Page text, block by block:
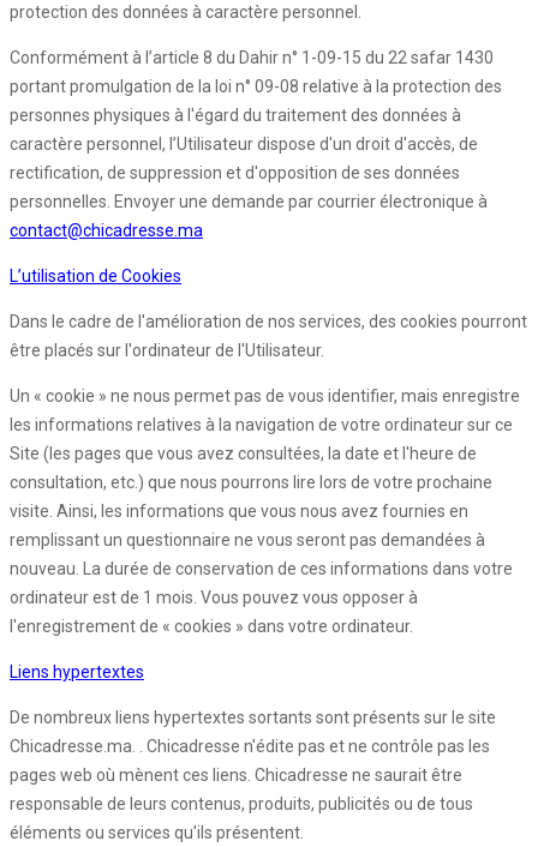
protection des données à caractère personnel.
Conformément à l’article 8 du Dahir n° 1-09-15 du 22 safar 1430
portant promulgation de la loi n° 09-08 relative à la protection des
personnes physiques à l'égard du traitement des données à
caractère personnel, l’Utilisateur dispose d'un droit d'accès, de
rectification, de suppression et d'opposition de ses données
personnelles. Envoyer une demande par courrier électronique à
contact@chicadresse.ma
L’utilisation de Cookies
Dans le cadre de l'amélioration de nos services, des cookies pourront
être placés sur l'ordinateur de l'Utilisateur.
Un « cookie » ne nous permet pas de vous identifier, mais enregistre
les informations relatives à la navigation de votre ordinateur sur ce
Site (les pages que vous avez consultées, la date et l'heure de
consultation, etc.) que nous pourrons lire lors de votre prochaine
visite. Ainsi, les informations que vous nous avez fournies en
remplissant un questionnaire ne vous seront pas demandées à
nouveau. La durée de conservation de ces informations dans votre
ordinateur est de 1 mois. Vous pouvez vous opposer à
l'enregistrement de « cookies » dans votre ordinateur.
Liens hypertextes
De nombreux liens hypertextes sortants sont présents sur le site
Chicadresse.ma. . Chicadresse n'édite pas et ne contrôle pas les
pages web où mènent ces liens. Chicadresse ne saurait être
responsable de leurs contenus, produits, publicités ou de tous
éléments ou services qu'ils présentent.